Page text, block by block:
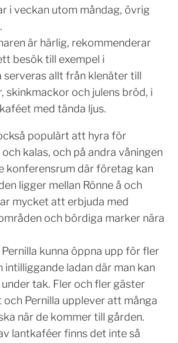
i veckan utom måndag, övrig
är härlig, rekommenderar
besök till exempel i
serveras allt från klenäter till
skinkmackor och julens bröd, i
med tända ljus.
populärt att hyra för
kalas, och på andra våningen
konferensrum där företag kan
ligger mellan Rönne å och
mycket att erbjuda med
och bördiga marker nära
kunna öppna upp för fler
intilliggande ladan där man kan
tak. Fler och fler gäster
Pernilla upplever att många
när de kommer till gården.
lantkaféer finns det inte så